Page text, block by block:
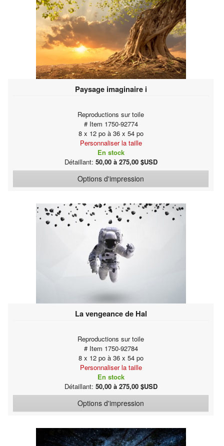
Paysage imaginaire i
Reproductions sur toile
# Item 1750-92774
8 x 12 po à 36 x 54 po
Personnaliser la taille
En stock
Détaillant: 50,00 à 275,00 $USD
Options d'impression
La vengeance de Hal
Reproductions sur toile
# Item 1750-92784
8 x 12 po à 36 x 54 po
Personnaliser la taille
En stock
Détaillant: 50,00 à 275,00 $USD
Options d'impression